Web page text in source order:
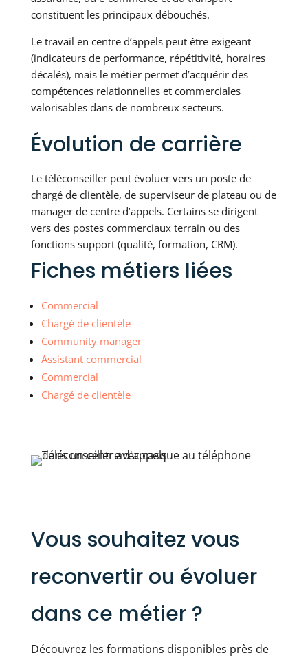
constituent les principaux débouchés.
Le travail en centre d’appels peut être exigeant
(indicateurs de performance, répétitivité, horaires
décalés), mais le métier permet d’acquérir des
compétences relationnelles et commerciales
valorisables dans de nombreux secteurs.
Évolution de carrière
Le téléconseiller peut évoluer vers un poste de
chargé de clientèle, de superviseur de plateau ou de
manager de centre d’appels. Certains se dirigent
vers des postes commerciaux terrain ou des
fonctions support (qualité, formation, CRM).
Fiches métiers liées
Commercial
Chargé de clientèle
Community manager
Assistant commercial
Commercial
Chargé de clientèle
Vous souhaitez vous
reconvertir ou évoluer
dans ce métier ?
Découvrez les formations disponibles près de